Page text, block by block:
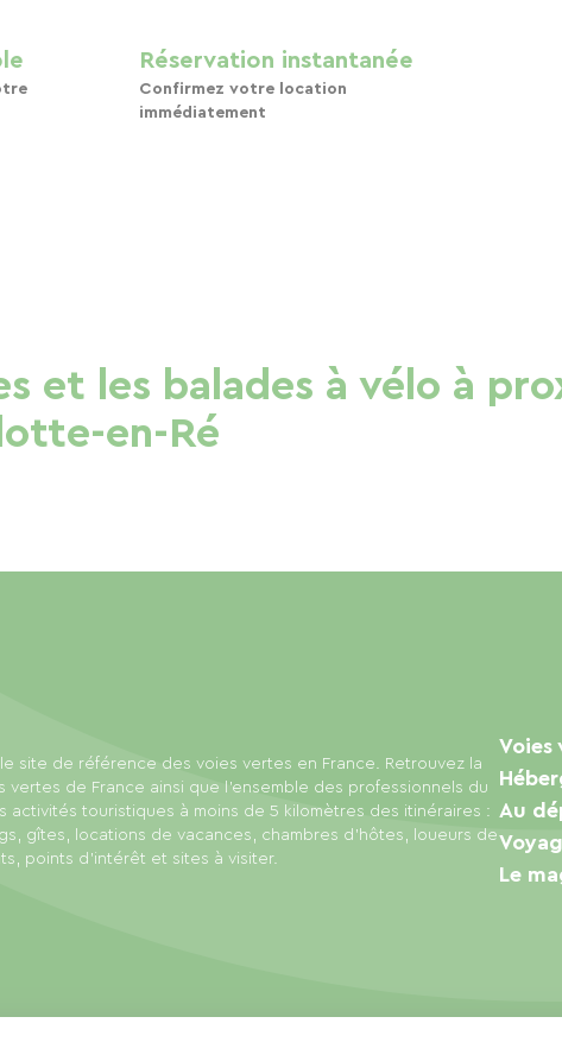
Réservation instantanée
Confirmez votre location
immédiatement
et les balades à vélo à
en-Ré
site de référence des voies vertes en France. Retrouvez la
vertes de France ainsi que l'ensemble des professionnels du
activités touristiques à moins de 5 kilomètres des itinéraires :
gîtes, locations de vacances, chambres d'hôtes, loueurs de
points d'intérêt et sites à visiter.
Voies
Au
Le